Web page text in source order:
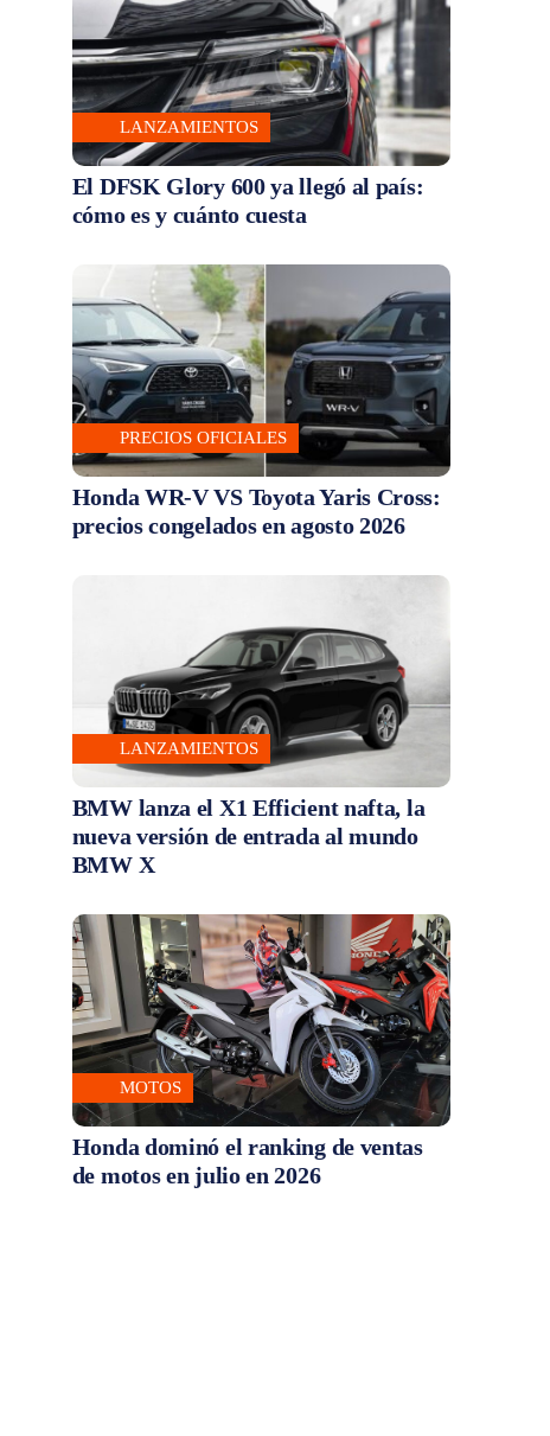
LANZAMIENTOS
El DFSK Glory 600 ya llegó al país:
cómo es y cuánto cuesta
PRECIOS OFICIALES
Honda WR-V VS Toyota Yaris Cross:
precios congelados en agosto 2026
LANZAMIENTOS
BMW lanza el X1 Efficient nafta, la
nueva versión de entrada al mundo
BMW X
MOTOS
Honda dominó el ranking de ventas
de motos en julio en 2026